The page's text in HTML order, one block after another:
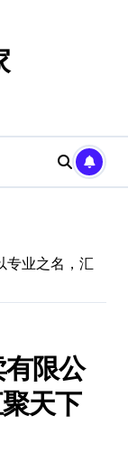
业之名，汇
限公
天下